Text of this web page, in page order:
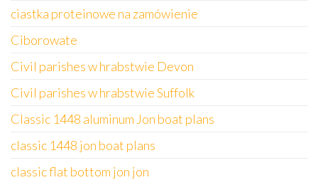
ciastka proteinowe na zamówienie
Ciborowate
Civil parishes w hrabstwie Devon
Civil parishes w hrabstwie Suffolk
Classic 1448 aluminum Jon boat plans
classic 1448 jon boat plans
classic flat bottom jon jon